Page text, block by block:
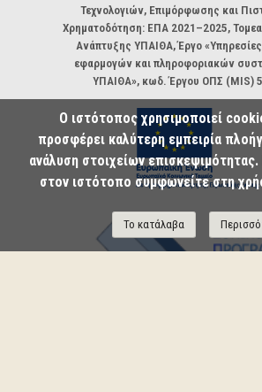
Τεχνολογιών, Επιμόρφωσης και
Χρηματοδότηση: ΕΠΑ 2021–2025,
Ανάπτυξης ΥΠΑΙΘΑ, Έργο
εφαρμογών και πληροφοριακών
ΥΠΑΙΘΑ», κωδ. Έργου ΟΠΣ (MIS)
Ο ιστότοπος χρησιμοποιεί
προσφέρει καλύτερη εμπειρία
ανάλυση στοιχείων
στον ιστότοπο συμφωνείτε στη
Το κατάλαβα